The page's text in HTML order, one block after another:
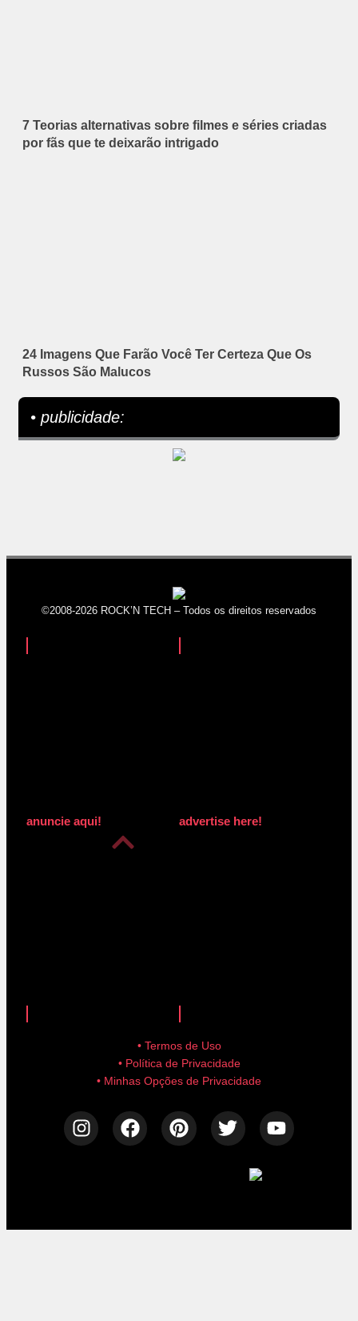
7 Teorias alternativas sobre filmes e séries criadas
por fãs que te deixarão intrigado
24 Imagens Que Farão Você Ter Certeza Que Os
Russos São Malucos
• publicidade:
©2008-2026 ROCK’N TECH – Todos os direitos reservados
anuncie aqui! advertise here!
• Termos de Uso
• Política de Privacidade
• Minhas Opções de Privacidade